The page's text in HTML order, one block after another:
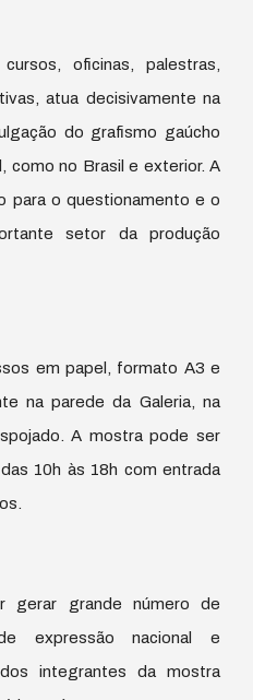
oficinas, palestras,
atua decisivamente na
do grafismo gaúcho
como no Brasil e exterior. A
para o questionamento e o
setor da produção
em papel, formato A3 e
na parede da Galeria, na
A mostra pode ser
10h às 18h com entrada
gerar grande número de
expressão nacional e
integrantes da mostra